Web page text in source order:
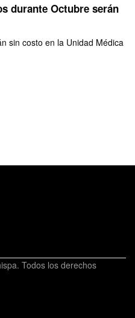
durante Octubre serán
sin costo en la Unidad Médica
Todos los derechos